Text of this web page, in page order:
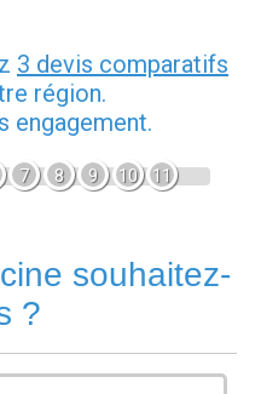
3 devis comparatifs
région.
engagement.
7 8 9 10 11
souhaitez-
?